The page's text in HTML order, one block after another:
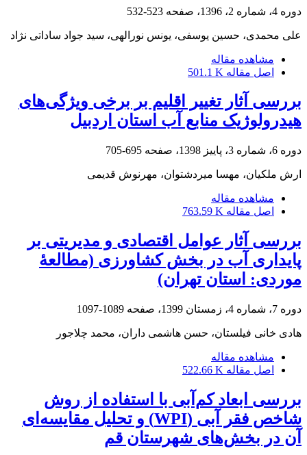
دوره 4، شماره 2، 1396، صفحه 523-532
علی محمدی، حسین یوسفی، یونس نورالهی، سید جواد ساداتی نژاد
مشاهده مقاله
اصل مقاله 501.1 K
بررسی آثار تغییر اقلیم بر برخی ویژگی‌های
هیدرولوژیک منابع آب استان اردبیل
دوره 6، شماره 3، پاییز 1398، صفحه 695-705
ارش ملکیان، مهسا میردشتوان، مهرنوش قدیمی
مشاهده مقاله
اصل مقاله 763.59 K
بررسی آثار عوامل اقتصادی و مدیریتی بر
پایداری آب در بخش کشاورزی ‌(مطالعۀ
موردی: استان تهران)
دوره 7، شماره 4، زمستان 1399، صفحه 1089-1097
هادی خانی فیلستان، حسن هاشمی داران، محمد چلاجور
مشاهده مقاله
اصل مقاله 522.66 K
بررسی ابعاد کم‌آبی با استفاده از روش
شاخص فقر آبی (WPI) و تحلیل مقایسه‌ای
آن در بخش‌های شهرستان قم